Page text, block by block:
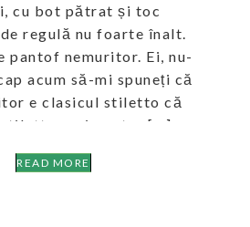
cu bot pătrat și toc
de regulă nu foarte înalt.
pantof nemuritor. Ei, nu-
acum să-mi spuneți că
e clasicul stiletto că
stiletto nu-i pentru […]
READ MORE